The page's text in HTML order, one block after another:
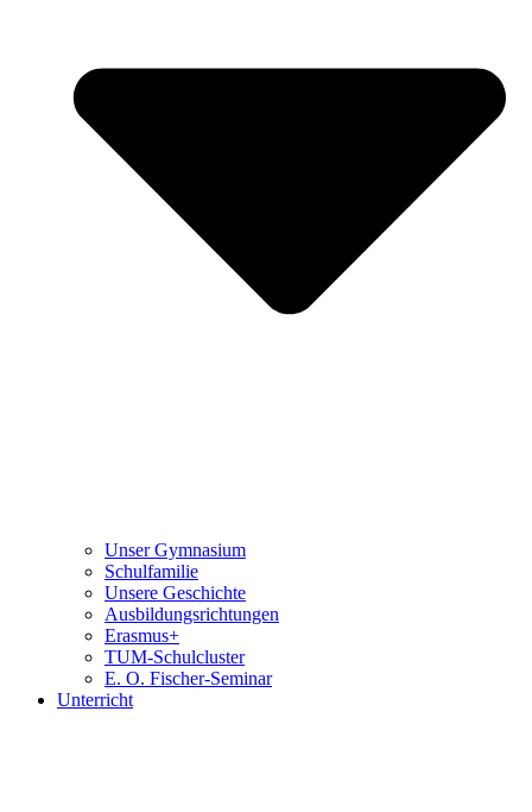
Unser Gymnasium
Schulfamilie
Unsere Geschichte
Ausbildungsrichtungen
Erasmus+
TUM-Schulcluster
E. O. Fischer-Seminar
Unterricht